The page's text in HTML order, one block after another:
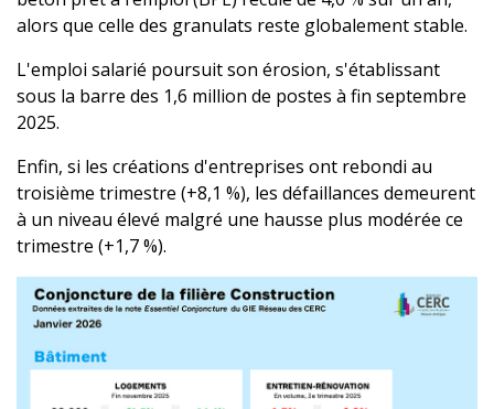
alors que celle des granulats reste globalement stable.
L'emploi salarié poursuit son érosion, s'établissant
sous la barre des 1,6 million de postes à fin septembre
2025.
Enfin, si les créations d'entreprises ont rebondi au
troisième trimestre (+8,1 %), les défaillances demeurent
à un niveau élevé malgré une hausse plus modérée ce
trimestre (+1,7 %).